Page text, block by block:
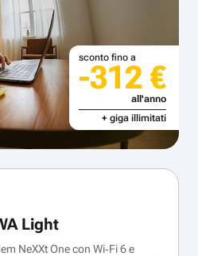
sconto fino a
-312 €
all'anno
+ giga illimitati
Light
NeXXt One con Wi‑Fi 6 e